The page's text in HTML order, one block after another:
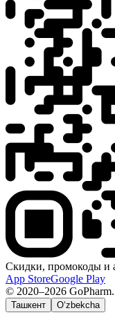
Скидки, промокоды и
App StoreGoogle Play
© 2020–2026
Ташкент O‘zbekcha